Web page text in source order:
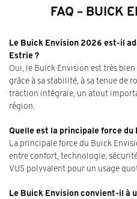
FAQ – BUICK
Le Buick Envision 2026 est-il
Estrie ?
Oui, le Buick Envision est très
grâce à sa stabilité, à sa tenue de
traction intégrale, un atout
région.
Quelle est la principale force
La principale force du Buick
entre confort, technologie,
VUS polyvalent pour un usage
Le Buick Envision convient-il à